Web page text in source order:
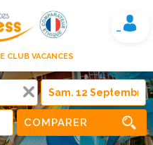
CLUB VACANCES
Mon compte
COMPARER